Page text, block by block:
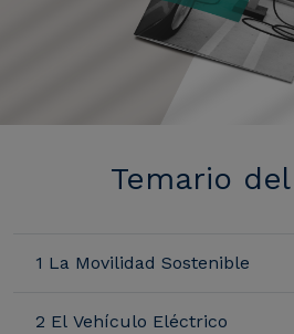
Temario
1 La Movilidad Sostenible
2 El Vehículo Eléctrico